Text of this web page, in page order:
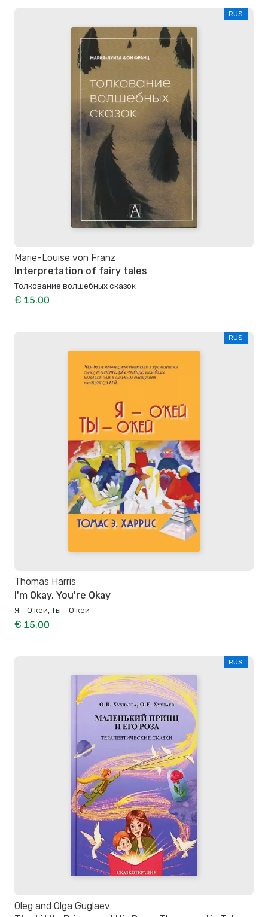
RUS
Marie-Louise von Franz
Interpretation of fairy tales
Толкование волшебных сказок
€ 15.00
RUS
Thomas Harris
I'm Okay, You're Okay
Я - О'кей, Ты - О'кей
€ 15.00
RUS
Oleg and Olga Guglaev